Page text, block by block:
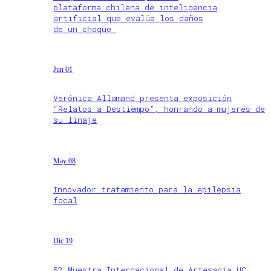
plataforma chilena de inteligencia
artificial que evalúa los daños
de un choque
Jun 01
Verónica Allamand presenta exposición
“Relatos a Destiempo”, honrando a mujeres de
su linaje
May 08
Innovador tratamiento para la epilepsia
focal
Dic 19